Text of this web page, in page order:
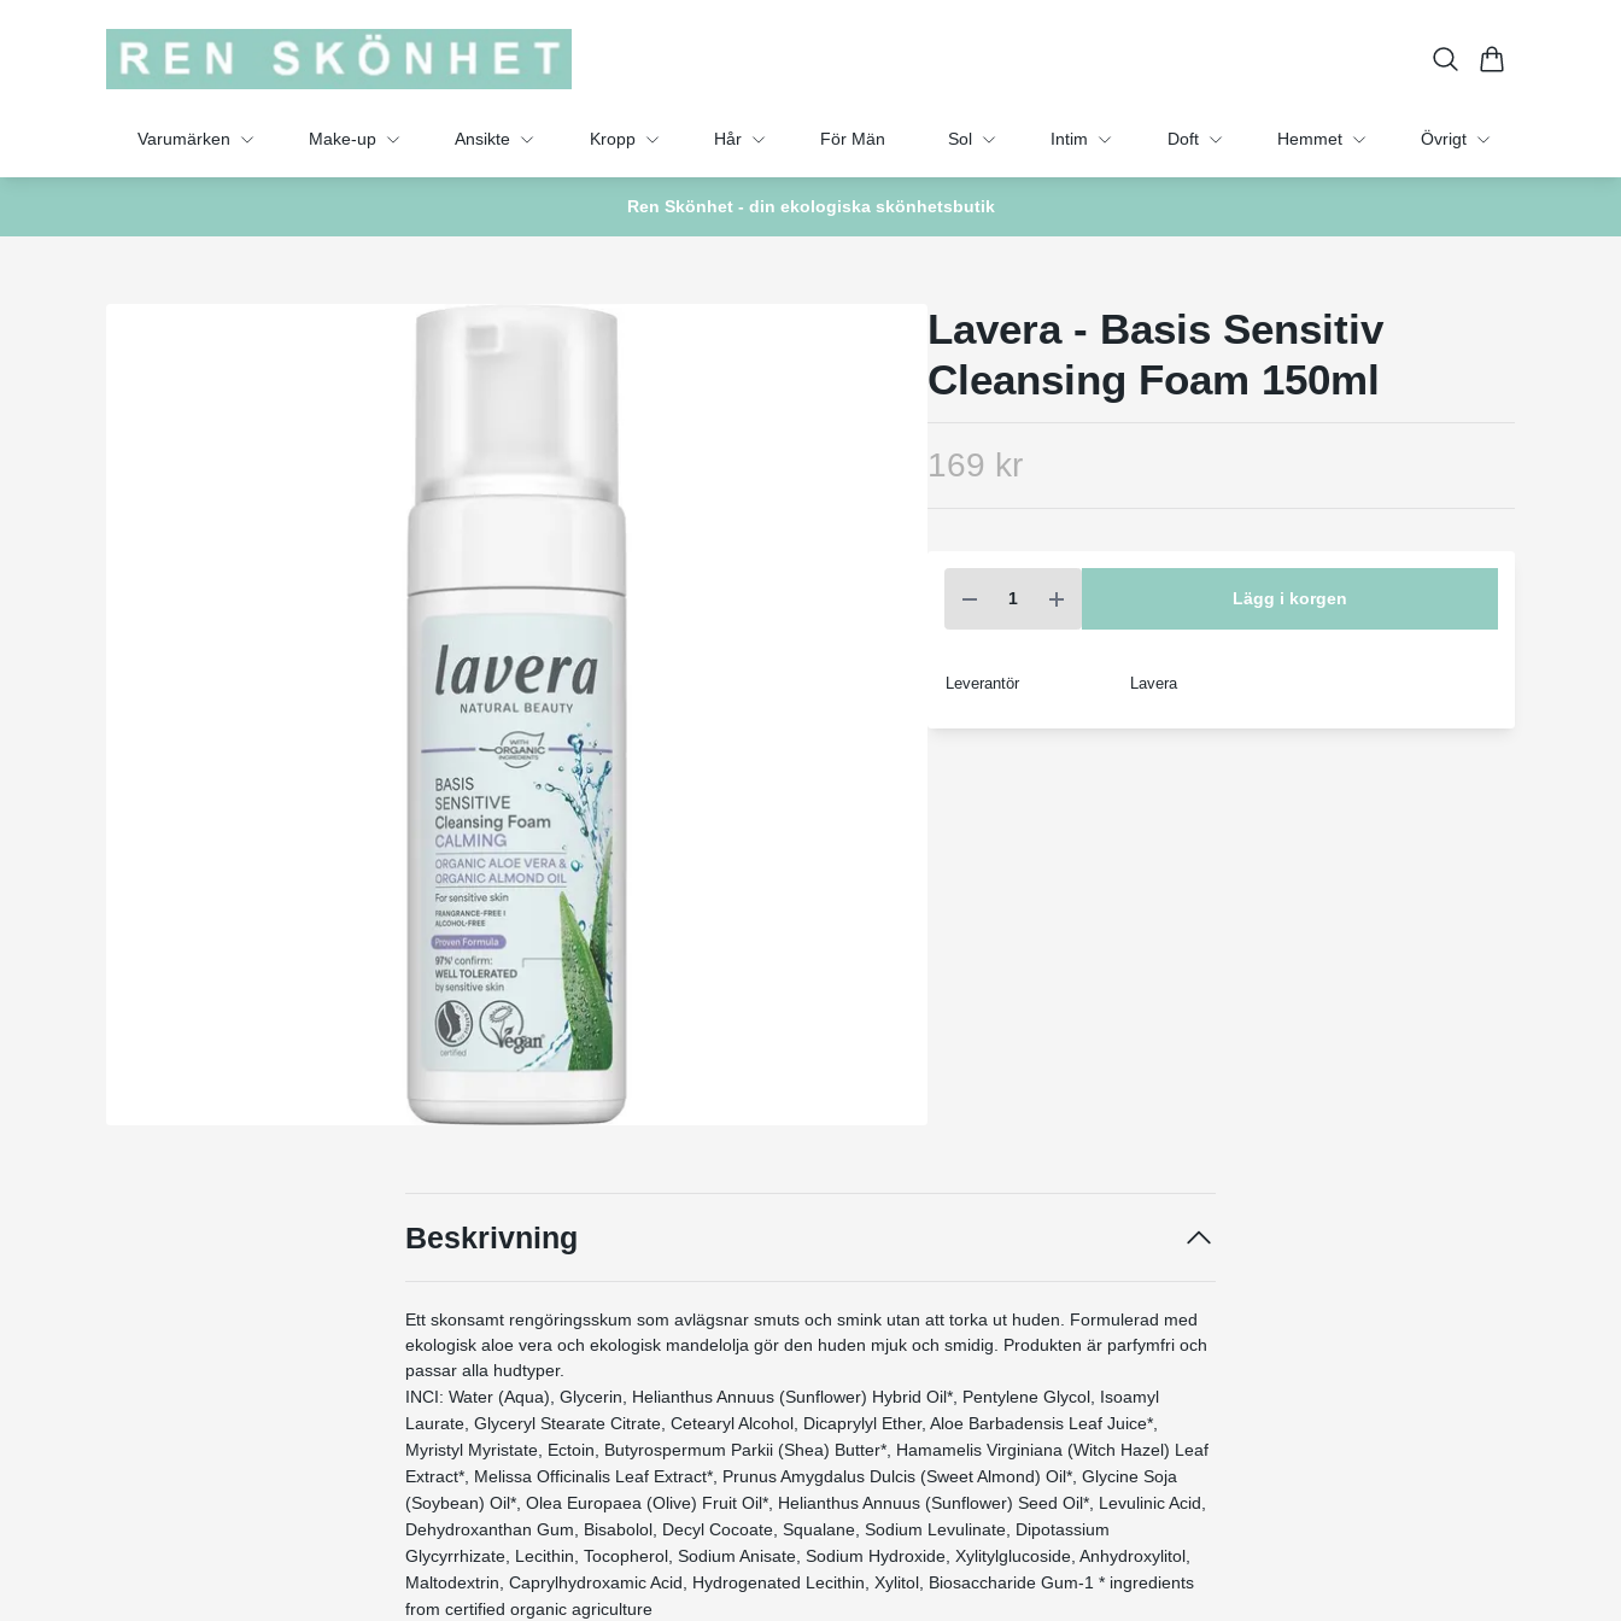
Varumärken Make-up Ansikte Kropp Hår För Män Sol Intim Doft Hemmet Övrigt
Ren Skönhet - din ekologiska skönhetsbutik
Lavera - Basis Sensitiv
Cleansing Foam 150ml
169 kr
Lägg i korgen
Leverantör Lavera
Beskrivning
Ett skonsamt rengöringsskum som avlägsnar smuts och smink utan att torka ut huden. Formulerad med
ekologisk aloe vera och ekologisk mandelolja gör den huden mjuk och smidig. Produkten är parfymfri och
passar alla hudtyper.
INCI: Water (Aqua), Glycerin, Helianthus Annuus (Sunflower) Hybrid Oil*, Pentylene Glycol, Isoamyl
Laurate, Glyceryl Stearate Citrate, Cetearyl Alcohol, Dicaprylyl Ether, Aloe Barbadensis Leaf Juice*,
Myristyl Myristate, Ectoin, Butyrospermum Parkii (Shea) Butter*, Hamamelis Virginiana (Witch Hazel) Leaf
Extract*, Melissa Officinalis Leaf Extract*, Prunus Amygdalus Dulcis (Sweet Almond) Oil*, Glycine Soja
(Soybean) Oil*, Olea Europaea (Olive) Fruit Oil*, Helianthus Annuus (Sunflower) Seed Oil*, Levulinic Acid,
Dehydroxanthan Gum, Bisabolol, Decyl Cocoate, Squalane, Sodium Levulinate, Dipotassium
Glycyrrhizate, Lecithin, Tocopherol, Sodium Anisate, Sodium Hydroxide, Xylitylglucoside, Anhydroxylitol,
Maltodextrin, Caprylhydroxamic Acid, Hydrogenated Lecithin, Xylitol, Biosaccharide Gum-1 * ingredients
from certified organic agriculture